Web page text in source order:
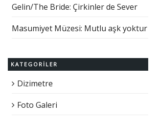
Gelin/The Bride: Çirkinler de Sever
Masumiyet Müzesi: Mutlu aşk yoktur
KATEGORILER
Dizimetre
Foto Galeri